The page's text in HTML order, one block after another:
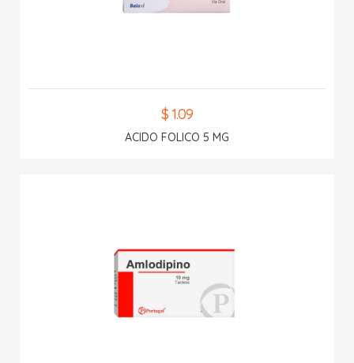
$ 1.09
ACIDO FOLICO 5 MG